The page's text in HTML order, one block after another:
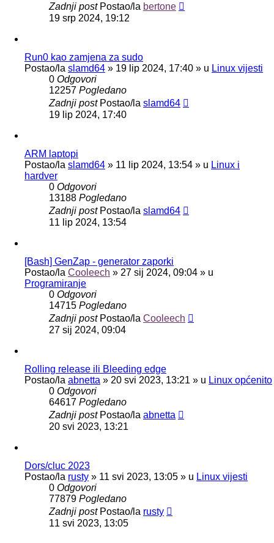
Zadnji post Postao/la bertone
19 srp 2024, 19:12
Run0 kao zamjena za sudo
Postao/la slamd64 » 19 lip 2024, 17:40 » u Linux vijesti
0 Odgovori
12257 Pogledano
Zadnji post Postao/la slamd64
19 lip 2024, 17:40
ARM laptopi
Postao/la slamd64 » 11 lip 2024, 13:54 » u Linux i
hardver
0 Odgovori
13188 Pogledano
Zadnji post Postao/la slamd64
11 lip 2024, 13:54
[Bash] GenZap - generator zaporki
Postao/la Cooleech » 27 sij 2024, 09:04 » u
Programiranje
0 Odgovori
14715 Pogledano
Zadnji post Postao/la Cooleech
27 sij 2024, 09:04
Rolling release ili Bleeding edge
Postao/la abnetta » 20 svi 2023, 13:21 » u Linux općenito
0 Odgovori
64617 Pogledano
Zadnji post Postao/la abnetta
20 svi 2023, 13:21
Dors/cluc 2023
Postao/la rusty » 11 svi 2023, 13:05 » u Linux vijesti
0 Odgovori
77879 Pogledano
Zadnji post Postao/la rusty
11 svi 2023, 13:05